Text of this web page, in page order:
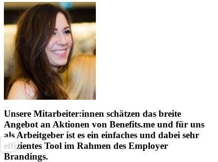
Unsere Mitarbeiter:innen schätzen das breite
Angebot an Aktionen von Benefits.me und für uns
als Arbeitgeber ist es ein einfaches und dabei sehr
effizientes Tool im Rahmen des Employer
Brandings.